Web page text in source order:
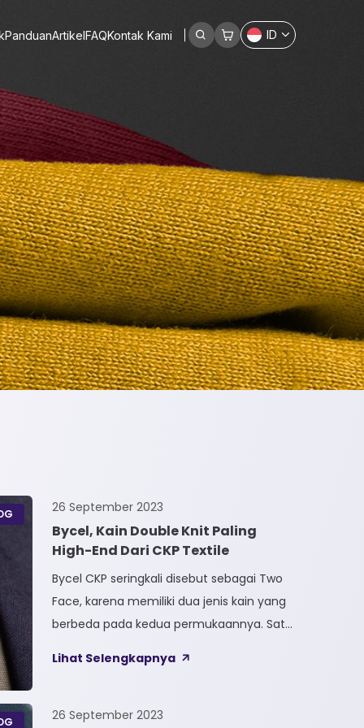
PanduanArtikelFAQKontak Kami ID
26 September 2023
Bycel, Kain Double Knit Paling
High-End Dari CKP Textile
Bycel CKP seringkali disebut sebagai Two
Face, karena memiliki dua jenis kain yang
berbeda pada kedua permukaannya. Satu
sedangkan sisi lainnya terbuat dari Full
End karena bersifat Fungsional, dapat
Lihat Selengkapnya
26 September 2023